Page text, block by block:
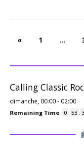
« 1 …
Calling Classic
dimanche, 00:00- 02:00
Remaining Time: 0 : 53 :